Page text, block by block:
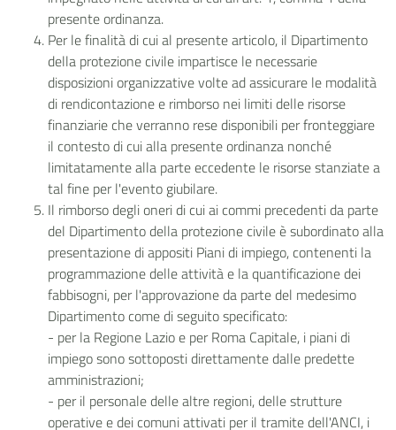
presente ordinanza.
Per le finalità di cui al presente articolo, il Dipartimento
della protezione civile impartisce le necessarie
disposizioni organizzative volte ad assicurare le modalità
di rendicontazione e rimborso nei limiti delle risorse
finanziarie che verranno rese disponibili per fronteggiare
il contesto di cui alla presente ordinanza nonché
limitatamente alla parte eccedente le risorse stanziate a
tal fine per l'evento giubilare.
Il rimborso degli oneri di cui ai commi precedenti da parte
del Dipartimento della protezione civile è subordinato alla
presentazione di appositi Piani di impiego, contenenti la
programmazione delle attività e la quantificazione dei
fabbisogni, per l'approvazione da parte del medesimo
Dipartimento come di seguito specificato:
- per la Regione Lazio e per Roma Capitale, i piani di
impiego sono sottoposti direttamente dalle predette
amministrazioni;
- per il personale delle altre regioni, delle strutture
operative e dei comuni attivati per il tramite dell'ANCI, i